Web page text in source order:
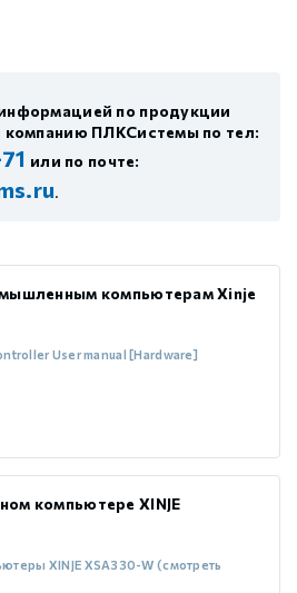
по продукции
компанию ПЛКСистемы по тел:
или по почте:
.
компьютерам Xinje
User manual [Hardware]
компьютере XINJE
XINJE XSA330-W (смотреть